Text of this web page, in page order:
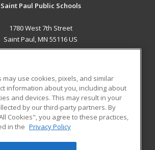
Saint Paul Public Schools
1780 West 7th Street
Saint Paul, MN 55116 US
RESOURCES
Student Blog
use cookies, pixels, and similar
information about you, including about
and devices. This may result in your
by our third-party partners. By
Cookies", you agree to these practices,
in the Privacy Policy